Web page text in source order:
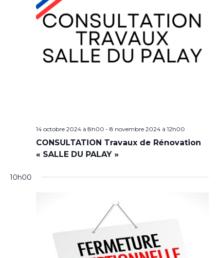
14 octobre 2024 à 8h00 - 8 novembre 2024 à 12h00
CONSULTATION Travaux de Rénovation
« SALLE DU PALAY »
10h00